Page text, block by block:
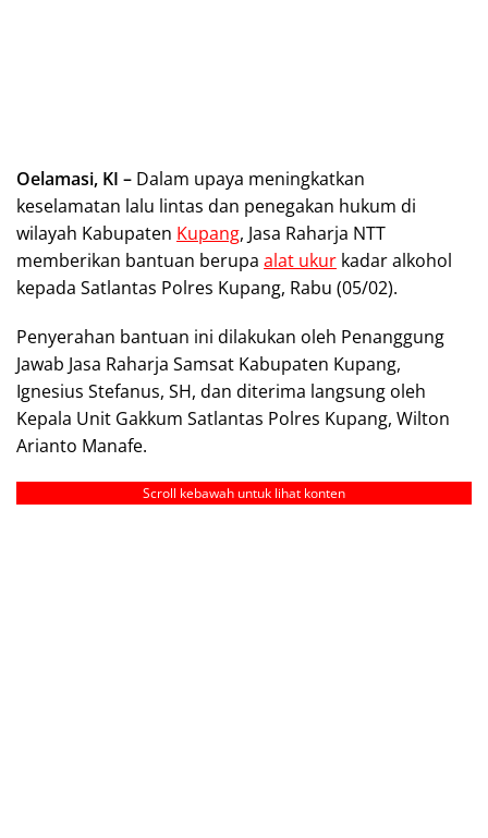
Oelamasi, KI – Dalam upaya meningkatkan
keselamatan lalu lintas dan penegakan hukum di
wilayah Kabupaten Kupang, Jasa Raharja NTT
memberikan bantuan berupa alat ukur kadar alkohol
kepada Satlantas Polres Kupang, Rabu (05/02).
Penyerahan bantuan ini dilakukan oleh Penanggung
Jawab Jasa Raharja Samsat Kabupaten Kupang,
Ignesius Stefanus, SH, dan diterima langsung oleh
Kepala Unit Gakkum Satlantas Polres Kupang, Wilton
Arianto Manafe.
Scroll kebawah untuk lihat konten